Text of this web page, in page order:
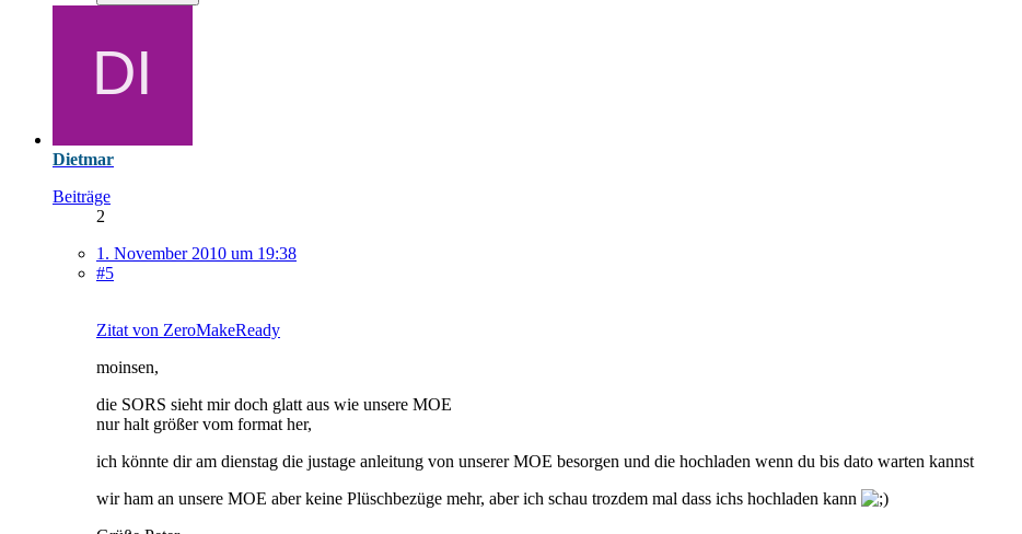
Dietmar
Beiträge
2
1. November 2010 um 19:38
#5
Zitat von ZeroMakeReady
moinsen,
die SORS sieht mir doch glatt aus wie unsere MOE
nur halt größer vom format her,
ich könnte dir am dienstag die justage anleitung von unserer MOE besorgen und die hochladen wenn du bis dato warten kannst
wir ham an unsere MOE aber keine Plüschbezüge mehr, aber ich schau trozdem mal dass ichs hochladen kann